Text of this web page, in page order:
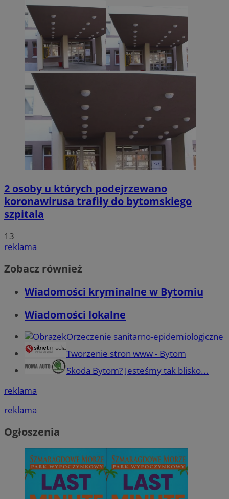
2 osoby u których podejrzewano
koronawirusa trafiły do bytomskiego
szpitala
13
reklama
Zobacz również
Wiadomości kryminalne w Bytomiu
Wiadomości lokalne
Orzeczenie sanitarno-epidemiologiczne
Tworzenie stron www - Bytom
Skoda Bytom? Jesteśmy tak blisko...
reklama
reklama
Ogłoszenia